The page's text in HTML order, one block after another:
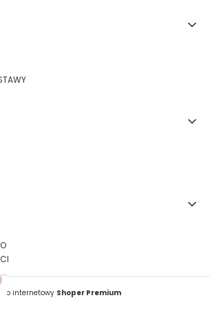
internetowy Shoper Premium
w koszyku: 0. Zobacz szczegóły